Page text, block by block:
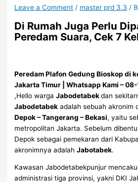
Leave a Comment / master prd 3.3 /
Di Rumah Juga Perlu
Peredam Suara, Cek 7
Peredam Plafon Gedung Bioskop di
Jakarta Timur | Whatsapp Kami –
,Hello wargaJabodetabekdan
Jabodetabek adalah sebuah akronim
Depok – Tangerang – Bekasi, yaitu
metropolitan Jakarta. Sebelum
Depok sebagai pemekaran dari
akronimnya adalahJabotabek.
Kawasan Jabodetabekpunjur
administrasi tiga provinsi, yakni DKI